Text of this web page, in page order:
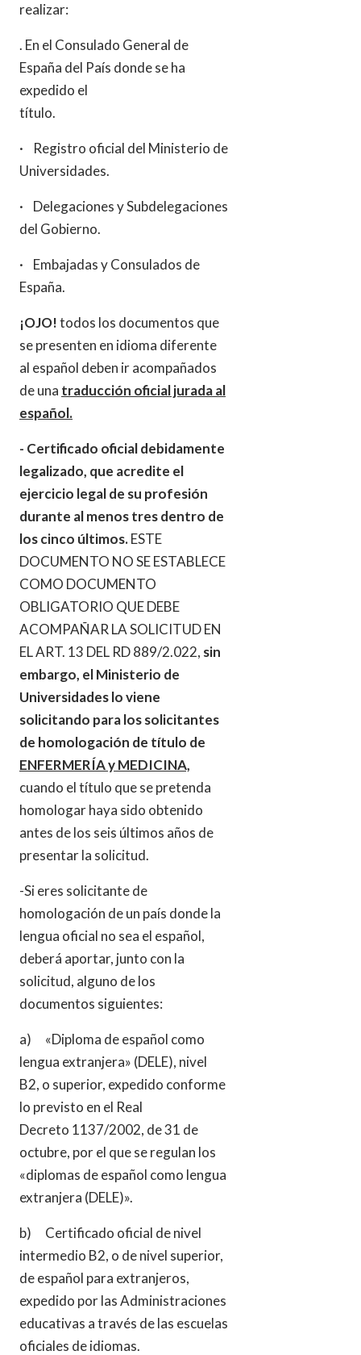
realizar:
. En el Consulado General de
España del País donde se ha
expedido el
título.
· Registro oficial del Ministerio de
Universidades.
· Delegaciones y Subdelegaciones
del Gobierno.
· Embajadas y Consulados de
España.
¡OJO!todos los documentos que
se presenten en idioma diferente
al español deben ir acompañados
de una traducción oficial jurada al
español.
- Certificado oficial debidamente
legalizado, que acredite el
ejercicio legal de su profesión
durante al menos tres dentro de
los cinco últimos.ESTE
DOCUMENTO NO SE ESTABLECE
COMO DOCUMENTO
OBLIGATORIO QUE DEBE
ACOMPAÑAR LA SOLICITUD EN
EL ART. 13 DEL RD 889/2.022, sin
embargo, el Ministerio de
Universidades lo viene
solicitando para los solicitantes
de homologación de título de
ENFERMERÍA y MEDICINA,
cuando el título que se pretenda
homologar haya sido obtenido
antes de los seis últimos años de
presentar la solicitud.
-Si eres solicitante de
homologación de un país donde la
lengua oficial no sea el español,
deberá aportar, junto con la
solicitud, alguno de los
documentos siguientes:
a) «Diploma de español como
lengua extranjera» (DELE), nivel
B2, o superior, expedido conforme
lo previsto en el Real
Decreto 1137/2002, de 31 de
octubre, por el que se regulan los
«diplomas de español como lengua
extranjera (DELE)».
b) Certificado oficial de nivel
intermedio B2, o de nivel superior,
de español para extranjeros,
expedido por las Administraciones
educativas a través de las escuelas
oficiales de idiomas.